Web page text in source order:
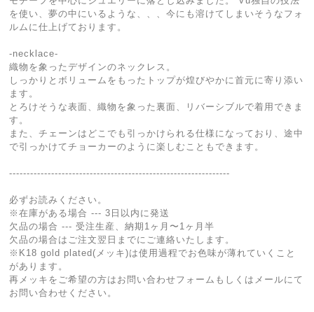
を使い、夢の中にいるような、、、今にも溶けてしまいそうなフォ
ルムに仕上げております。
-necklace-
織物を象ったデザインのネックレス。
しっかりとボリュームをもったトップが煌びやかに首元に寄り添い
ます。
とろけそうな表面、織物を象った裏面、リバーシブルで着用できま
す。
また、チェーンはどこでも引っかけられる仕様になっており、途中
で引っかけてチョーカーのように楽しむこともできます。
---------------------------------------------------------------
必ずお読みください。
※在庫がある場合 --- 3日以内に発送
欠品の場合 --- 受注生産、納期1ヶ月〜1ヶ月半
欠品の場合はご注文翌日までにご連絡いたします。
※K18 gold plated(メッキ)は使用過程でお色味が薄れていくこと
があります。
再メッキをご希望の方はお問い合わせフォームもしくはメールにて
お問い合わせください。